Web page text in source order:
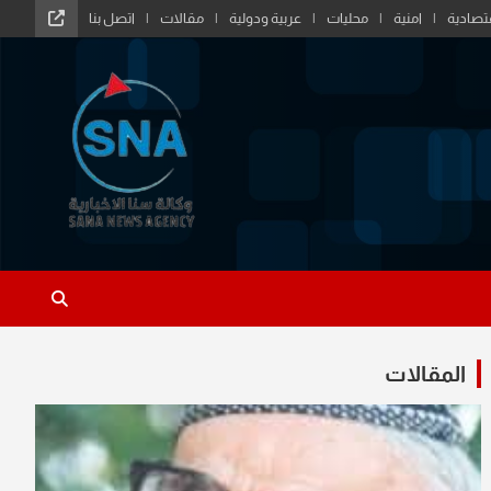
امنية محليات عربية ودولية مقالات اتصل بنا
المقالات